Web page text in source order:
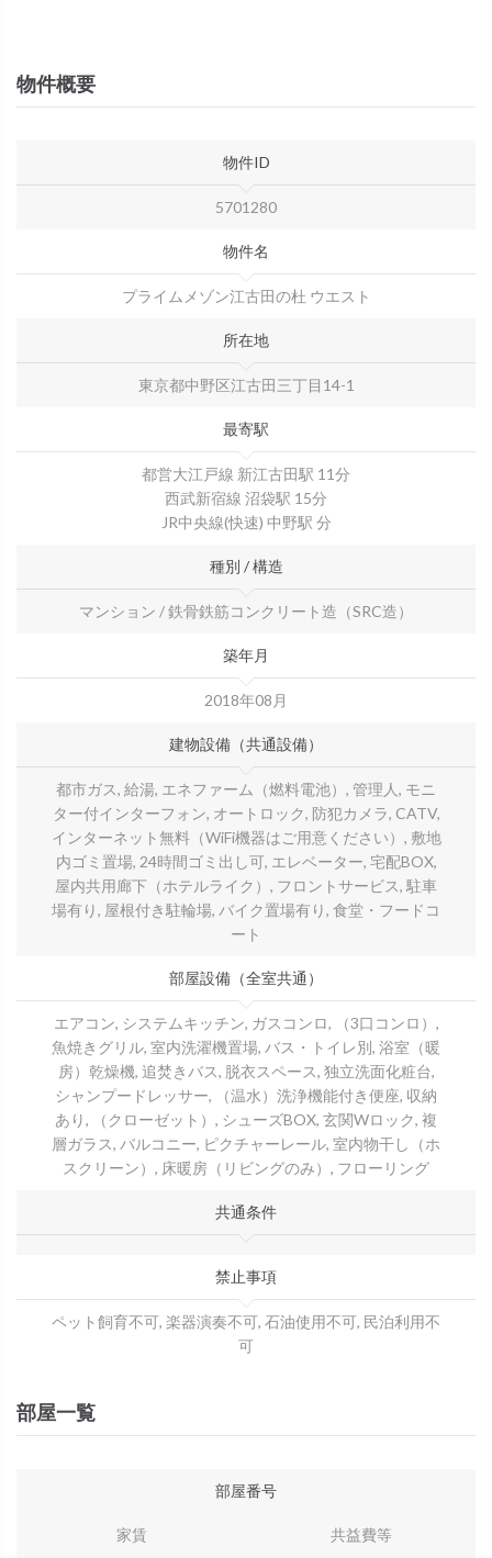
物件概要
物件ID
5701280
物件名
プライムメゾン江古田の杜 ウエスト
所在地
東京都中野区江古田三丁目14-1
最寄駅
都営大江戸線 新江古田駅 11分
西武新宿線 沼袋駅 15分
JR中央線(快速) 中野駅 分
種別 / 構造
マンション / 鉄骨鉄筋コンクリート造（SRC造）
築年月
2018年08月
建物設備（共通設備）
都市ガス, 給湯, エネファーム（燃料電池）, 管理人, モニ
ター付インターフォン, オートロック, 防犯カメラ, CATV,
インターネット無料（WiFi機器はご用意ください）, 敷地
内ゴミ置場, 24時間ゴミ出し可, エレベーター, 宅配BOX,
屋内共用廊下（ホテルライク）, フロントサービス, 駐車
場有り, 屋根付き駐輪場, バイク置場有り, 食堂・フードコ
ート
部屋設備（全室共通）
エアコン, システムキッチン, ガスコンロ, （3口コンロ）,
魚焼きグリル, 室内洗濯機置場, バス・トイレ別, 浴室（暖
房）乾燥機, 追焚きバス, 脱衣スペース, 独立洗面化粧台,
シャンプードレッサー, （温水）洗浄機能付き便座, 収納
あり, （クローゼット）, シューズBOX, 玄関Wロック, 複
層ガラス, バルコニー, ピクチャーレール, 室内物干し（ホ
スクリーン）, 床暖房（リビングのみ）, フローリング
共通条件
禁止事項
ペット飼育不可, 楽器演奏不可, 石油使用不可, 民泊利用不
可
部屋一覧
部屋番号
家賃 共益費等